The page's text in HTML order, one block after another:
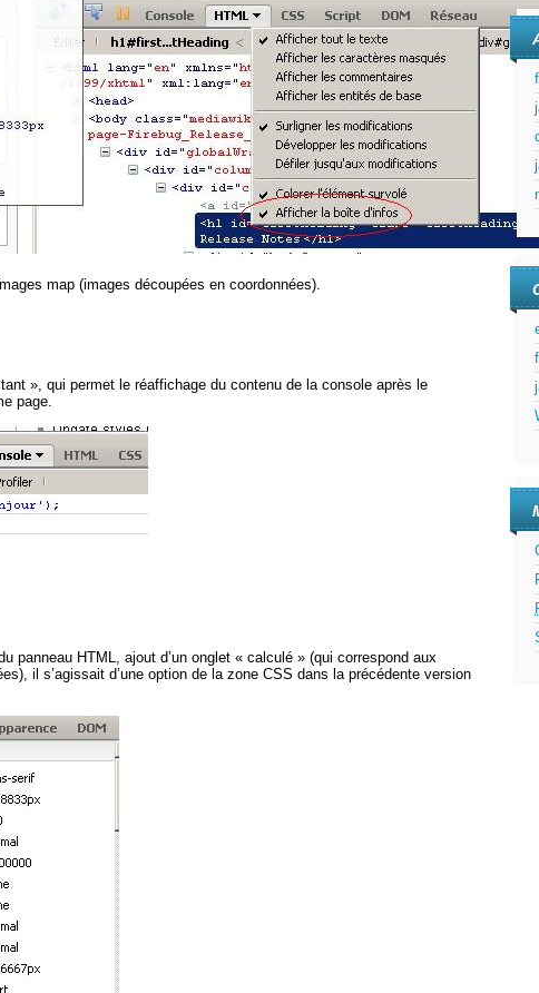
map (images découpées en coordonnées).
», qui permet le réaffichage du contenu de la console après le
page.
panneau HTML, ajout d’un onglet « calculé » (qui correspond aux
il s’agissait d’une option de la zone CSS dans la précédente version